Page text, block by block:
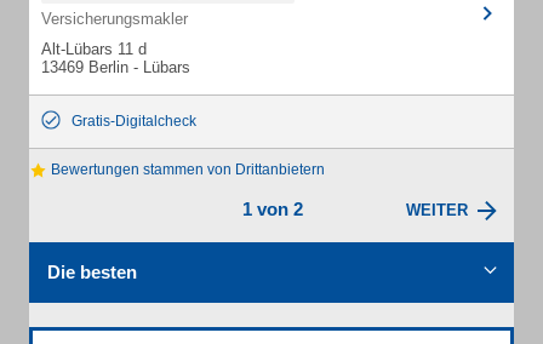
Versicherungsmakler
Alt-Lübars 11 d
13469 Berlin - Lübars
Gratis-Digitalcheck
Bewertungen stammen von Drittanbietern
1 von 2 WEITER
Die besten